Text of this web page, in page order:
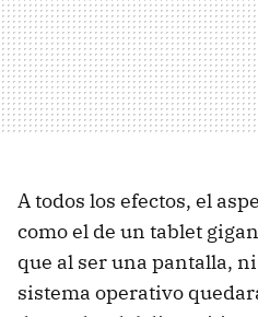
A todos los efectos, el
como el de un tablet
que al ser una pantalla,
sistema operativo